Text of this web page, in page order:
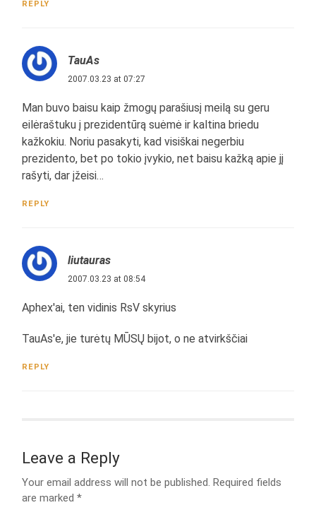
REPLY
TauAs
2007.03.23 at 07:27
Man buvo baisu kaip žmogų parašiusį meilą su geru
eilėraštuku į prezidentūrą suėmė ir kaltina briedu
kažkokiu. Noriu pasakyti, kad visiškai negerbiu
prezidento, bet po tokio įvykio, net baisu kažką apie jį
rašyti, dar įžeisi…
REPLY
liutauras
2007.03.23 at 08:54
Aphex'ai, ten vidinis RsV skyrius
TauAs'e, jie turėtų MŪSŲ bijot, o ne atvirkščiai
REPLY
Leave a Reply
Your email address will not be published. Required fields
are marked*